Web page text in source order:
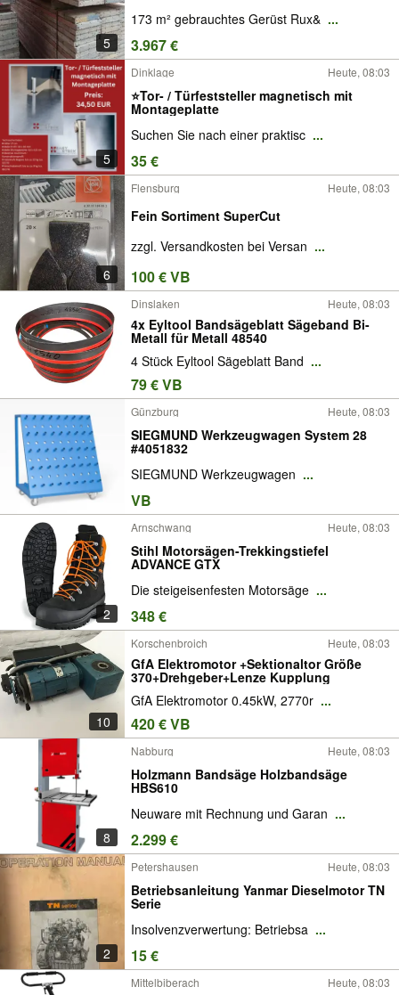
5
173 m² gebrauchtes Gerüst Rux& ...
3.967 €
5
Dinklage Heute, 08:03
⭐Tor- / Türfeststeller magnetisch mit
Montageplatte
Suchen Sie nach einer praktisc ...
35 €
6
Flensburg Heute, 08:03
Fein Sortiment SuperCut
zzgl. Versandkosten bei Versan ...
100 € VB
Dinslaken Heute, 08:03
4x Eyltool Bandsägeblatt Sägeband Bi-
Metall für Metall 48540
4 Stück Eyltool Sägeblatt Band ...
79 € VB
Günzburg Heute, 08:03
SIEGMUND Werkzeugwagen System 28
#4051832
SIEGMUND Werkzeugwagen ...
VB
2
Arnschwang Heute, 08:03
Stihl Motorsägen-Trekkingstiefel
ADVANCE GTX
Die steigeisenfesten Motorsäge ...
348 €
10
Korschenbroich Heute, 08:03
GfA Elektromotor +Sektionaltor Größe
370+Drehgeber+Lenze Kupplung
GfA Elektromotor 0.45kW, 2770r ...
420 € VB
8
Nabburg Heute, 08:03
Holzmann Bandsäge Holzbandsäge
HBS610
Neuware mit Rechnung und Garan ...
2.299 €
2
Petershausen Heute, 08:03
Betriebsanleitung Yanmar Dieselmotor TN
Serie
Insolvenzverwertung: Betriebsa ...
15 €
Mittelbiberach Heute, 08:03